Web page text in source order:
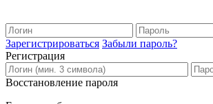
Зарегистрироваться Забыли пароль?
Регистрация
Восстановление пароля